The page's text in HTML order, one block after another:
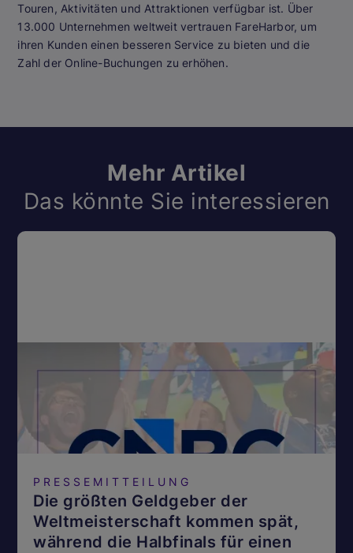
Touren, Aktivitäten und Attraktionen verfügbar ist. Über
13.000 Unternehmen weltweit vertrauen FareHarbor, um
ihren Kunden einen besseren Service zu bieten und die
Zahl der Online-Buchungen zu erhöhen.
Mehr Artikel
Das könnte Sie interessieren
PRESSEMITTEILUNG
Die größten Geldgeber der
Weltmeisterschaft kommen spät,
während die Halbfinals für einen